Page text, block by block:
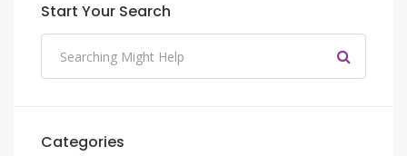
Start Your Search
Categories